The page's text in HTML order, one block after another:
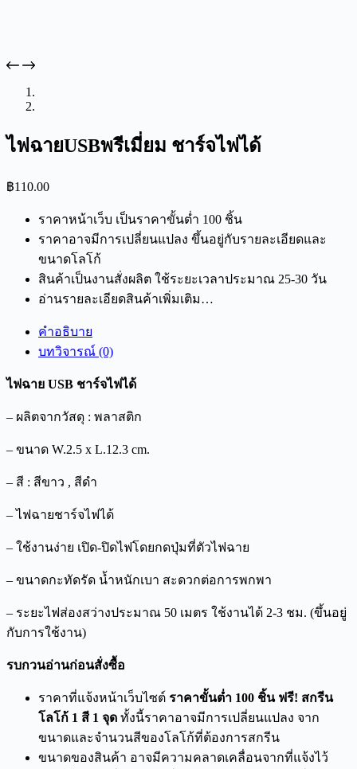
ไฟฉายUSBพรีเมี่ยม ชาร์จไฟได้
฿110.00
ราคาหน้าเว็บ เป็นราคาขั้นต่ำ 100 ชิ้น
ราคาอาจมีการเปลี่ยนแปลง ขึ้นอยู่กับรายละเอียดและ
ขนาดโลโก้
สินค้าเป็นงานสั่งผลิต ใช้ระยะเวลาประมาณ 25-30 วัน
อ่านรายละเอียดสินค้าเพิ่มเติม…
คำอธิบาย
บทวิจารณ์ (0)
ไฟฉาย USB ชาร์จไฟได้
– ผลิตจากวัสดุ : พลาสติก
– ขนาด W.2.5 x L.12.3 cm.
– สี : สีขาว , สีดำ
– ไฟฉายชาร์จไฟได้
– ใช้งานง่าย เปิด-ปิดไฟโดยกดปุ่มที่ตัวไฟฉาย
– ขนาดกะทัดรัด น้ำหนักเบา สะดวกต่อการพกพา
– ระยะไฟส่องสว่างประมาณ 50 เมตร ใช้งานได้ 2-3 ชม. (ขึ้นอยู่
กับการใช้งาน)
รบกวนอ่านก่อนสั่งซื้อ
ราคาที่แจ้งหน้าเว็บไซต์ ราคาขั้นต่ำ 100 ชิ้น ฟรี! สกรีน
โลโก้ 1 สี 1 จุด ทั้งนี้ราคาอาจมีการเปลี่ยนแปลง จาก
ขนาดและจำนวนสีของโลโก้ที่ต้องการสกรีน
ขนาดของสินค้า อาจมีความคลาดเคลื่อนจากที่แจ้งไว้